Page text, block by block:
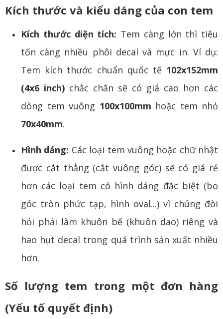
Kích thước và kiểu dáng của con tem
Kích thước diện tích: Tem càng lớn thì tiêu
tốn càng nhiều phôi decal và mực in. Ví dụ:
Tem kích thước chuẩn quốc tế 102x152mm
(4x6 inch) chắc chắn sẽ có giá cao hơn các
dòng tem vuông 100x100mm hoặc tem nhỏ
70x40mm.
Hình dáng: Các loại tem vuông hoặc chữ nhật
được cắt thẳng (cắt vuông góc) sẽ có giá rẻ
hơn các loại tem có hình dáng đặc biệt (bo
góc tròn phức tạp, hình oval...) vì chúng đòi
hỏi phải làm khuôn bế (khuôn dao) riêng và
hao hụt decal trong quá trình sản xuất nhiều
hơn.
Số lượng tem trong một đơn hàng
(Yếu tố quyết định)